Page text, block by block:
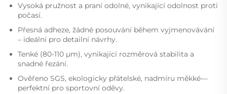
Vysoká pružnost a praní odolné, vynikající odolnost proti
počasí.
Přesná adheze, žádné posouvání během vyjmenovávání
– ideální pro detailní návrhy.
Tenké (80-110 μm), vynikající rozměrová stabilita a
snadné řezání.
Ověřeno SGS, ekologicky přátelské, nadmíru měkké—
perfektní pro sportovní oděvy.